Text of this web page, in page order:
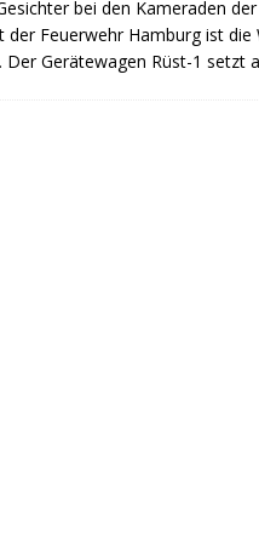
bei den Kameraden
der Feuerwehr Hamburg ist
Der Gerätewagen Rüst-1